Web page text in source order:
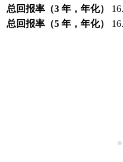
总回报率（3 年，年化）
总回报率（5 年，年化）